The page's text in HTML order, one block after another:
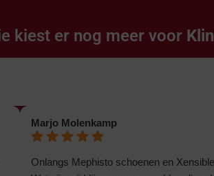
kiest er nog meer voor
Marjo Molenkamp
Onlangs Mephisto schoenen en